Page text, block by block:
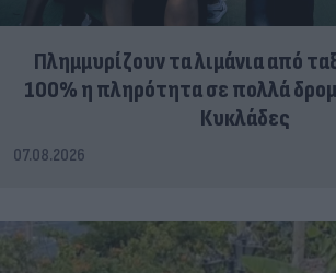
Πλημμυρίζουν τα λιμάνια από
100% η πληρότητα σε πολλά
Κυκλάδες
07.08.2026